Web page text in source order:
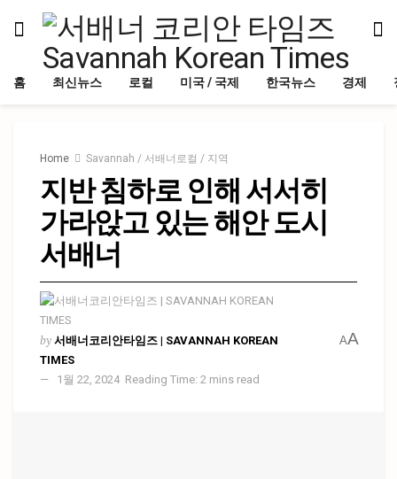
홈 최신뉴스 로컬 미국 / 국제 한국뉴스 경제
Home Savannah / 서배너로컬 / 지역
지반 침하로 인해 서서히
가라앉고 있는 해안 도시
서배너
by 서배너코리안타임즈 | SAVANNAH KOREAN
TIMES
1월 22, 2024 Reading Time: 2 mins read
AA